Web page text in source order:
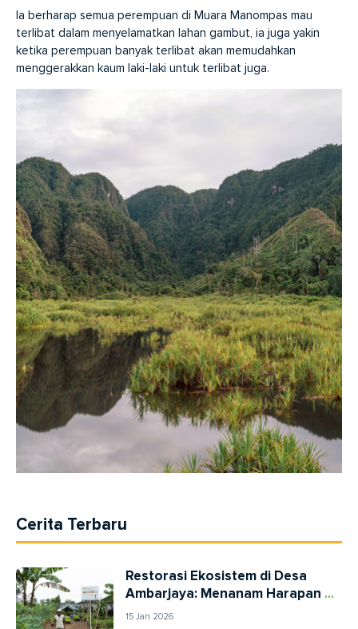
Ia berharap semua perempuan di Muara Manompas mau
terlibat dalam menyelamatkan lahan gambut, ia juga yakin
ketika perempuan banyak terlibat akan memudahkan
menggerakkan kaum laki-laki untuk terlibat juga.
Cerita Terbaru
Restorasi Ekosistem di Desa
Ambarjaya: Menanam Harapan di
Kaki Gunung Gede
15 Jan 2026